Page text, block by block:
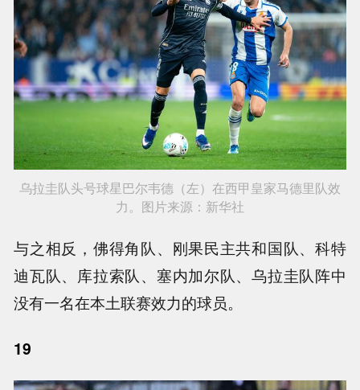
乌拉圭队头号球星巴尔韦德（左）在西甲皇家马德里队效
力。图片来源：新华社
与之相反，佛得角队、刚果民主共和国队、科特
迪瓦队、库拉索队、塞内加尔队、乌拉圭队阵中
没有一名在本土联赛效力的球员。
19